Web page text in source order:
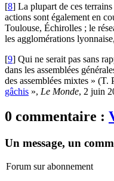
[8] La plupart de ces
actions sont également en
Toulouse, Échirolles ; le
les agglomérations
[9] Qui ne serait pas sans
dans les assemblées
des assemblées mixtes » (T.
gâchis », Le Monde, 2 juin
0 commentaire :
Un message, un
Forum sur abonnement